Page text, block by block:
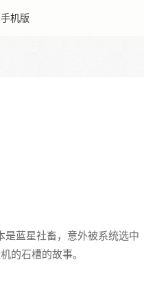
手机版
是蓝星社畜，意外被系统选中
的石槽的故事。